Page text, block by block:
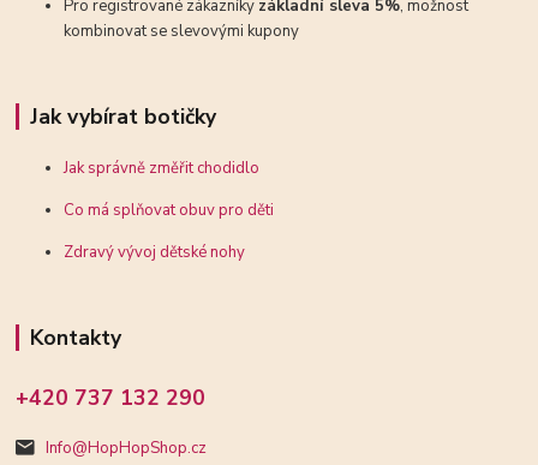
Pro registrované zákazníky základní sleva 5%, možnost
kombinovat se slevovými kupony
Jak vybírat botičky
Jak správně změřit chodidlo
Co má splňovat obuv pro děti
Zdravý vývoj dětské nohy
Kontakty
+420 737 132 290
Info@HopHopShop.cz